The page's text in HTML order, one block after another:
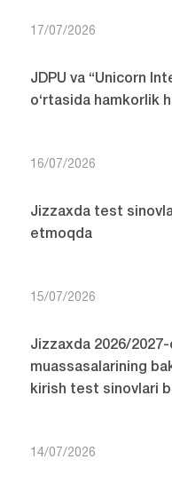
17/07/2026
JDPU va “Unicorn
o‘rtasida hamkorlik
16/07/2026
Jizzaxda test
etmoqda
15/07/2026
Jizzaxda 2026/2027-
muassasalarining
kirish test sinovlari
14/07/2026